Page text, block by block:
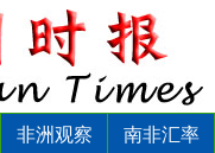
非洲观察 南非汇率